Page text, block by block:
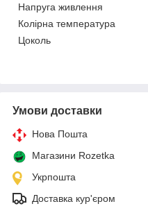
Напруга живлення
Колірна температура
Цоколь
Умови доставки
Нова Пошта
Магазини Rozetka
Укрпошта
Доставка кур'єром